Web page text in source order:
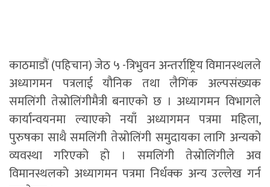
काठमाडौं (पहिचान) जेठ ५ -त्रिभुवन अन्तर्राष्ट्रिय विमानस्थलले
अध्यागमन पत्रलाई यौनिक तथा लैगिंक अल्पसंख्यक
समलिंगी तेस्रोलिंगीमैत्री बनाएको छ । अध्यागमन विभागले
कार्यान्वयनमा ल्याएको नयाँ अध्यागमन पत्रमा महिला,
पुरुषका साथै समलिंगी तेस्रोलिंगी समुदायका लागि अन्यको
व्यवस्था गरिएको हो । समलिंगी तेस्रोलिंगीले अव
विमानस्थलको अध्यागमन पत्रमा निर्धक्क अन्य उल्लेख गर्न